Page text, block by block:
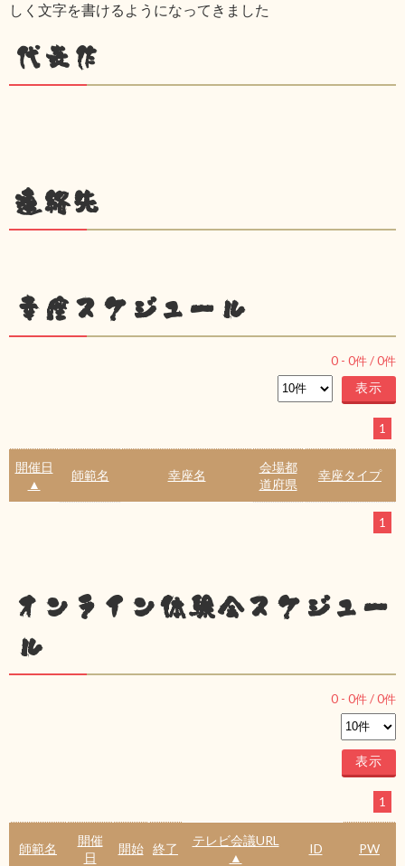
しく文字を書けるようになってきました
代表作
連絡先
幸座スケジュール
0 - 0件 /0件
1
開催日
▲
師範名 幸座名
会場都
道府県
幸座タイプ
1
オンライン体験会スケジュー
ル
0 - 0件 /0件
1
師範名
開催
日
開始 終了
テレビ会議URL
▲
ID PW